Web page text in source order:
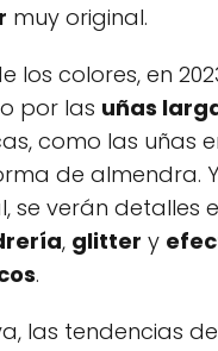
muy original.
los colores, en
por las uñas
como las uñas
de almendra.
se verán detalles
, glitter y
.
las tendencias